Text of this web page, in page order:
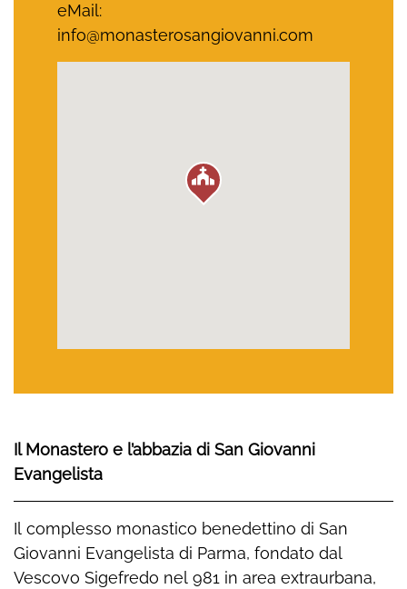
eMail:
info@monasterosangiovanni.com
Il Monastero e l’abbazia di San Giovanni
Evangelista
Il complesso monastico benedettino di San
Giovanni Evangelista di Parma, fondato dal
Vescovo Sigefredo nel 981 in area extraurbana,